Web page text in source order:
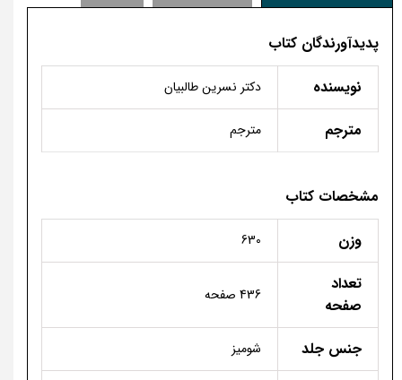
پدیدآورندگان کتاب
نویسنده
دکتر نسرین طالبیان
مترجم مترجم
مشخصات کتاب
وزن
630
تعداد
صفحه
436 صفحه
جنس جلد شومیز